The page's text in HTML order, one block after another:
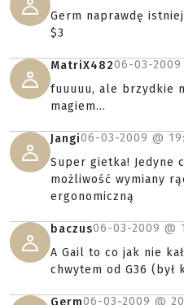
Germ naprawdę
$3
MatriX48206-03-2009
fuuuuu, ale brzydkie
magiem...
Jangi06-03-2009 @
Super gietka! Jedyne
możliwość wymiany
ergonomiczną
baczus06-03-2009 @
A Gail to co jak nie
chwytem od G36 (był
Germ06-03-2009 @